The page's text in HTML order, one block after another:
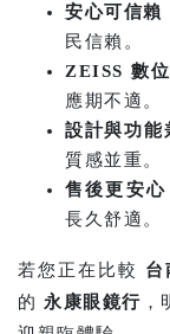
安心可信賴
民信賴。
ZEISS 數
應期不適。
設計與功能
質感並重。
售後更安心
長久舒適。
若您正在比較 台
的 永康眼鏡行